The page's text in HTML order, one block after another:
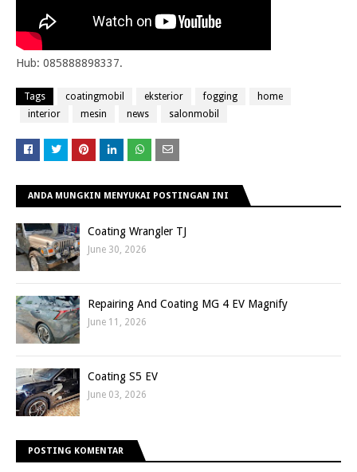
Hub: 085888898337.
Tags coatingmobil eksterior fogging
home
interior
mesin news salonmobil
ANDA MUNGKIN MENYUKAI POSTINGAN INI
Coating Wrangler TJ
June 30, 2026
Repairing And Coating MG 4 EV Magnify
June 11, 2026
Coating S5 EV
June 03, 2026
POSTING KOMENTAR